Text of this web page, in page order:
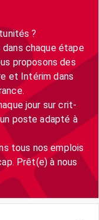
?
dans chaque étape
proposons des
et Intérim dans
jour sur crit-
poste adapté à
tous nos emplois
Prêt(e) à nous